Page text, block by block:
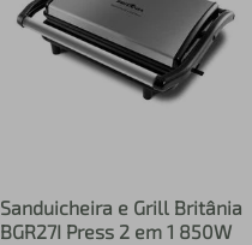
Sanduicheira e Grill Britânia
BGR27I Press 2 em 1 850W